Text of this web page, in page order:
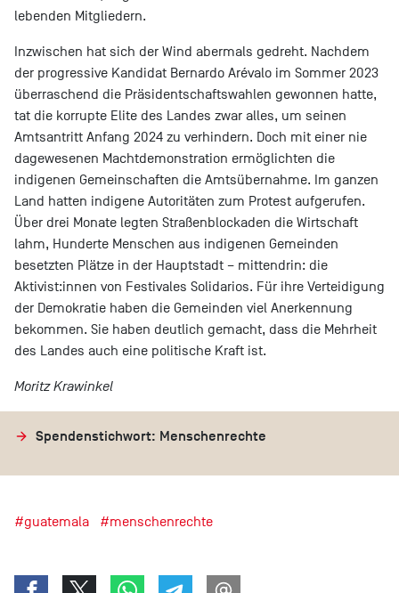
lebenden Mitgliedern.
Inzwischen hat sich der Wind abermals gedreht. Nachdem
der progressive Kandidat Bernardo Arévalo im Sommer 2023
überraschend die Präsidentschaftswahlen gewonnen hatte,
tat die korrupte Elite des Landes zwar alles, um seinen
Amtsantritt Anfang 2024 zu verhindern. Doch mit einer nie
dagewesenen Machtdemonstration ermöglichten die
indigenen Gemeinschaften die Amtsübernahme. Im ganzen
Land hatten indigene Autoritäten zum Protest aufgerufen.
Über drei Monate legten Straßenblockaden die Wirtschaft
lahm, Hunderte Menschen aus indigenen Gemeinden
besetzten Plätze in der Hauptstadt – mittendrin: die
Aktivist:innen von Festivales Solidarios. Für ihre Verteidigung
der Demokratie haben die Gemeinden viel Anerkennung
bekommen. Sie haben deutlich gemacht, dass die Mehrheit
des Landes auch eine politische Kraft ist.
Moritz Krawinkel
Spendenstichwort: Menschenrechte
#guatemala #menschenrechte